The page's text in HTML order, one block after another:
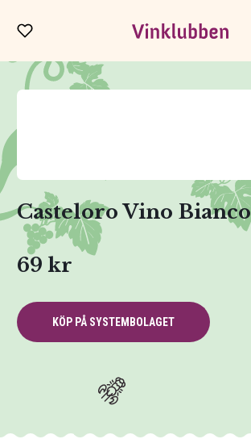
Casteloro Vino Bianco
69 kr
KÖP PÅ SYSTEMBOLAGET